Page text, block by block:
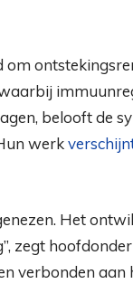
belooft de
werk
Het
zegt
verbonden aan